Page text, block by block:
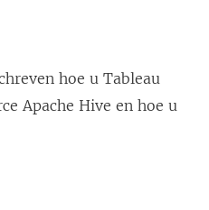
hoe u Tableau
Apache Hive en hoe u